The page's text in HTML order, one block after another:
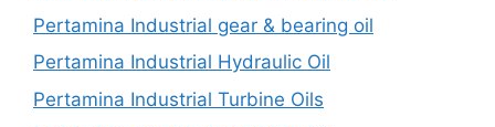
Pertamina Industrial gear & bearing oil
Pertamina Industrial Hydraulic Oil
Pertamina Industrial Turbine Oils